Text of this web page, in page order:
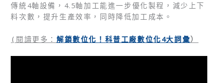
傳統4軸設備，4.5軸加工能進一步優化製程，減少上下
料次數，提升生產效率，同時降低加工成本。
( 閱讀更多：解鎖數位化！科普工廠數位化4大詞彙）